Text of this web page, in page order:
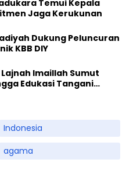
Temui Kepala
Jaga Kerukunan
Dukung Peluncuran
KBB DIY
Imaillah Sumut
Edukasi Tangani
Indonesia
agama